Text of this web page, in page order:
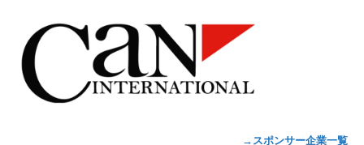
→スポンサー企業一覧